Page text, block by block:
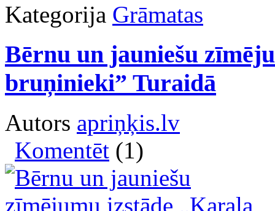
Kategorija Grāmatas
Bērnu un jauniešu
bruņinieki” Turaidā
Autors apriņķis.lv
Komentēt (1)